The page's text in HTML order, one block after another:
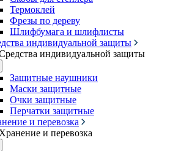
Термоклей
Фрезы по дереву
Шлифбумага и шлифлисты
индивидуальной защиты
индивидуальной защиты
Защитные наушники
Маски защитные
Очки защитные
Перчатки защитные
и перевозка
Хранение и перевозка